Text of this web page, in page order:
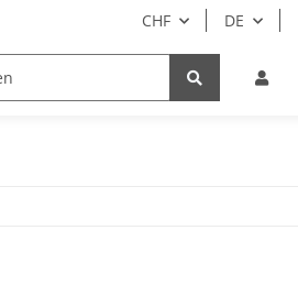
CHF DE
CD Software